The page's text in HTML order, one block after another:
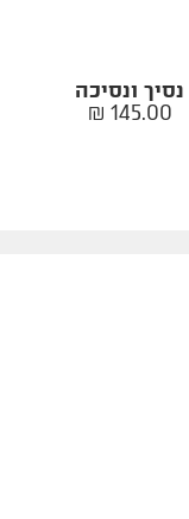
נסיך ונסיכה
145.00
₪